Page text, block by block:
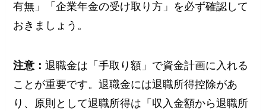
有無」「企業年金の受け取り方」を必ず確認して
おきましょう。
注意：退職金は「手取り額」で資金計画に入れる
ことが重要です。退職金には退職所得控除があ
り、原則として退職所得は「収入金額から退職所